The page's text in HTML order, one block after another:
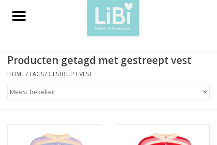
Home
Schoenen
Producten getagd met gestreept vest
HOME/TAGS/ GESTREEPT VEST